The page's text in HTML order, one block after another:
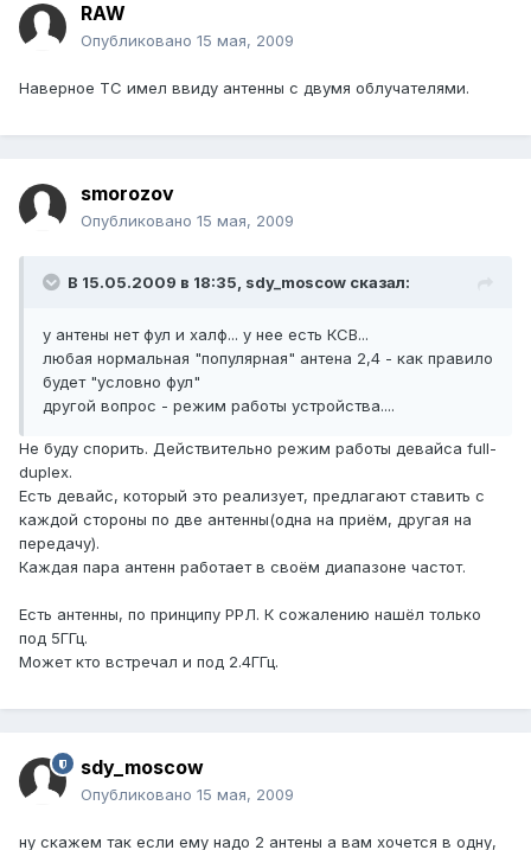
RAW
Опубликовано 15 мая, 2009
Наверное ТС имел ввиду антенны с двумя облучателями.
smorozov
Опубликовано 15 мая, 2009
В 15.05.2009 в 18:35, sdy_moscow сказал:
у антены нет фул и халф... у нее есть КСВ...
любая нормальная "популярная" антена 2,4 - как правило
будет "условно фул"
другой вопрос - режим работы устройства....
Не буду спорить. Действительно режим работы девайса full-
duplex.
Есть девайс, который это реализует, предлагают ставить с
каждой стороны по две антенны(одна на приём, другая на
передачу).
Каждая пара антенн работает в своём диапазоне частот.
Есть антенны, по принципу РРЛ. К сожалению нашёл только
под 5ГГц.
Может кто встречал и под 2.4ГГц.
sdy_moscow
Опубликовано 15 мая, 2009
ну скажем так если ему надо 2 антены а вам хочется в одну,